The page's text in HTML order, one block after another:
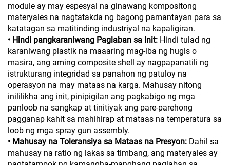
module ay may espesyal na ginawang kompositong
materyales na nagtatakda ng bagong pamantayan para sa
katatagan sa matitinding industriyal na kapaligiran.
• Hindi pangkaraniwang Paglaban sa Init: Hindi tulad ng
karaniwang plastik na maaaring mag-iba ng hugis o
masira, ang aming composite shell ay nagpapanatili ng
istrukturang integridad sa panahon ng patuloy na
operasyon na may mataas na karga. Mahusay nitong
inililikha ang init, pinipigilan ang pagkabigo ng mga
panloob na sangkap at tinitiyak ang pare-parehong
pagganap kahit sa mahihirap at mataas na temperatura sa
loob ng mga spray gun assembly.
• Mahusay na Toleransiya sa Mataas na Presyon: Dahil sa
mahusay na ratio ng lakas sa timbang, ang materyales ay